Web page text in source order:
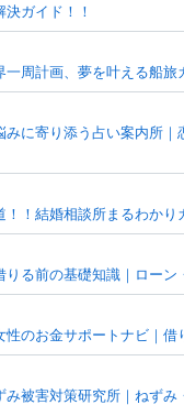
ガイド！！
周計画、夢を叶える船旅
に寄り添う占い案内所
！結婚相談所まるわかり
る前の基礎知識｜ロー
のお金サポートナビ｜
被害対策研究所｜ねず